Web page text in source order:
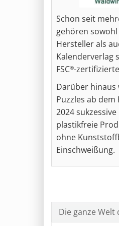
Schon seit
gehören
Hersteller als
Kalenderverlag
FSC®-
Darüber hinaus
Puzzles ab
2024
plastikfreie
ohne
Einschweißung.
Die ganze